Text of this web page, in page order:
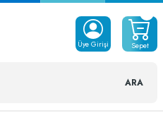
ARA
Üye Girişi Sepet